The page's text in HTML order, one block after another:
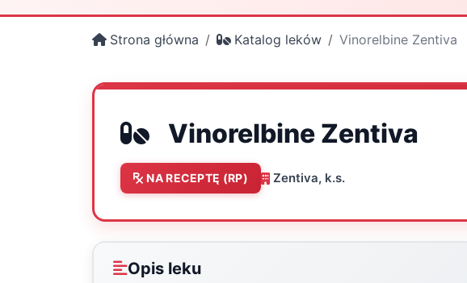
Strona główna Katalog leków Vinorelbine Zentiva
Vinorelbine Zentiva
NA RECEPTĘ (RP) Zentiva, k.s.
Opis leku